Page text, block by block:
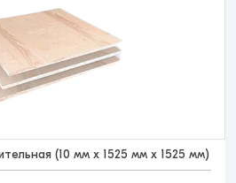
(10 мм x 1525 мм x 1525 мм)